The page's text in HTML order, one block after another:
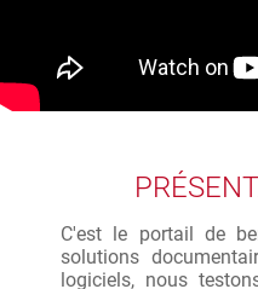
C'est le portail de
solutions
logiciels, nous